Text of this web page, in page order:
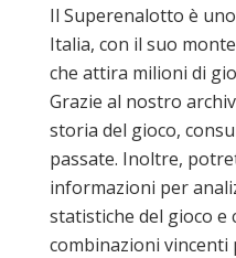
Il Superenalotto è
Italia, con il suo
che attira milioni di
Grazie al nostro
storia del gioco,
passate. Inoltre,
informazioni per
statistiche del gioco e
combinazioni